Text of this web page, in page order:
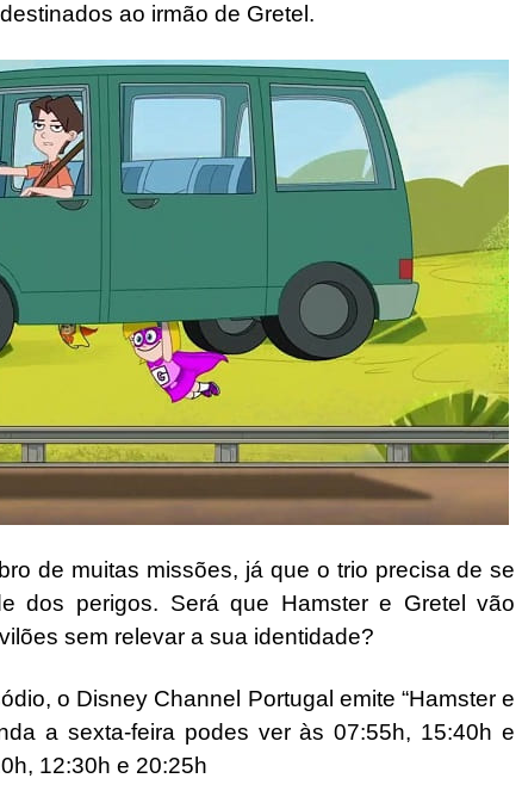
ao irmão de Gretel.
de muitas missões, já que o trio precisa de se
dos perigos. Será que Hamster e Gretel vão
sem relevar a sua identidade?
o Disney Channel Portugal emite “Hamster e
a sexta-feira podes ver às 07:55h, 15:40h e
12:30h e 20:25h